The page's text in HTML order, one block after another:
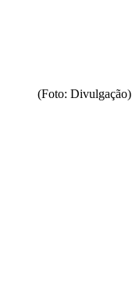
(Foto: Divulgação)